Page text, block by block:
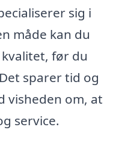
sig i
måde kan du
før du
sparer tid og
visheden om, at
service.